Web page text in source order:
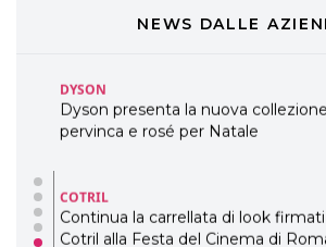
NEWS DALLE
WELLNESS CONGRESS 2022: I
DYSON
Dyson presenta la nuova collezione
pervinca e rosé per Natale
COTRIL
Continua la carrellata di look firmati
Cotril alla Festa del Cinema di